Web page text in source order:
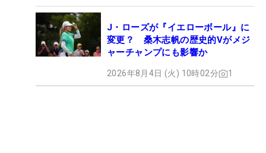
J・ローズが『イエローボール』に
変更？ 桑木志帆の歴史的Vがメジ
ャーチャンプにも影響か
2026年8月4日 (火) 10時02分 1